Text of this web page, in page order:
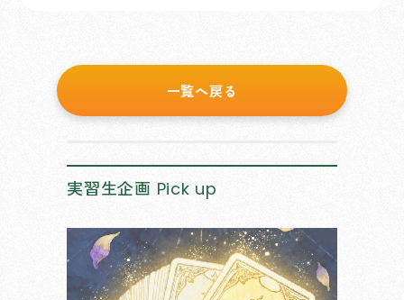
一覧へ戻る
実習生企画 Pick up